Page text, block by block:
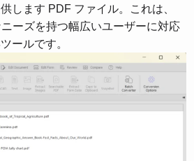
します PDF ファイル。これは、
ーズを持つ幅広いユーザーに対応
ールです。